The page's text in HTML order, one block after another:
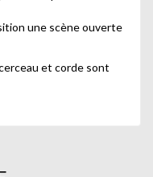
une scène ouverte
et corde sont